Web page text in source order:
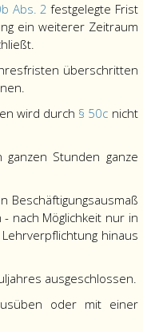
Abs. 2festgelegte Frist
ein weiterer Zeitraum
überschritten
wird durch § 50c nicht
Stunden ganze
Beschäftigungsausmaß
nach Möglichkeit nur in
hinaus
ausgeschlossen.
oder mit einer